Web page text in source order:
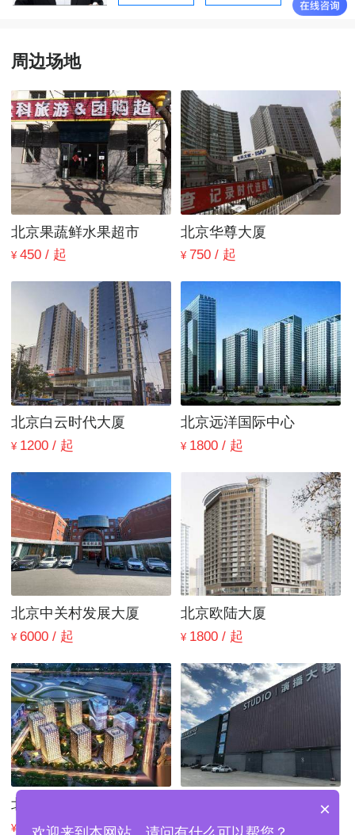
周边场地
北京果蔬鲜水果超市
¥ 450 / 起
北京华尊大厦
¥ 750 / 起
北京白云时代大厦
¥ 1200 / 起
北京远洋国际中心
¥ 1800 / 起
北京中关村发展大厦
¥ 6000 / 起
北京欧陆大厦
¥ 1800 / 起
北京嘉悦中心
¥ 750 / 起 ¥ 116000 / 起
×